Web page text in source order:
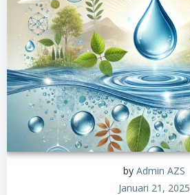
by Admin AZS
Januari 21, 2025